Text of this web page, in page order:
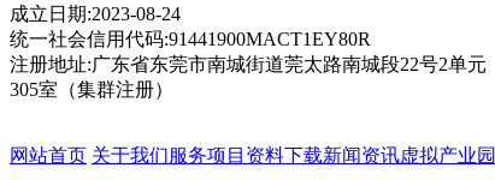
成立日期:2023-08-24
统一社会信用代码:91441900MACT1EY80R
注册地址:广东省东莞市南城街道莞太路南城段22号2单元
305室（集群注册）
网站首页 关于我们服务项目 资料下载新闻资讯虚拟产业园